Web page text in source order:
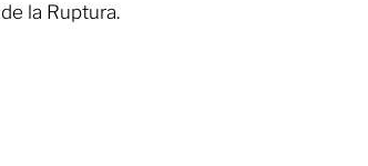
de la Ruptura.